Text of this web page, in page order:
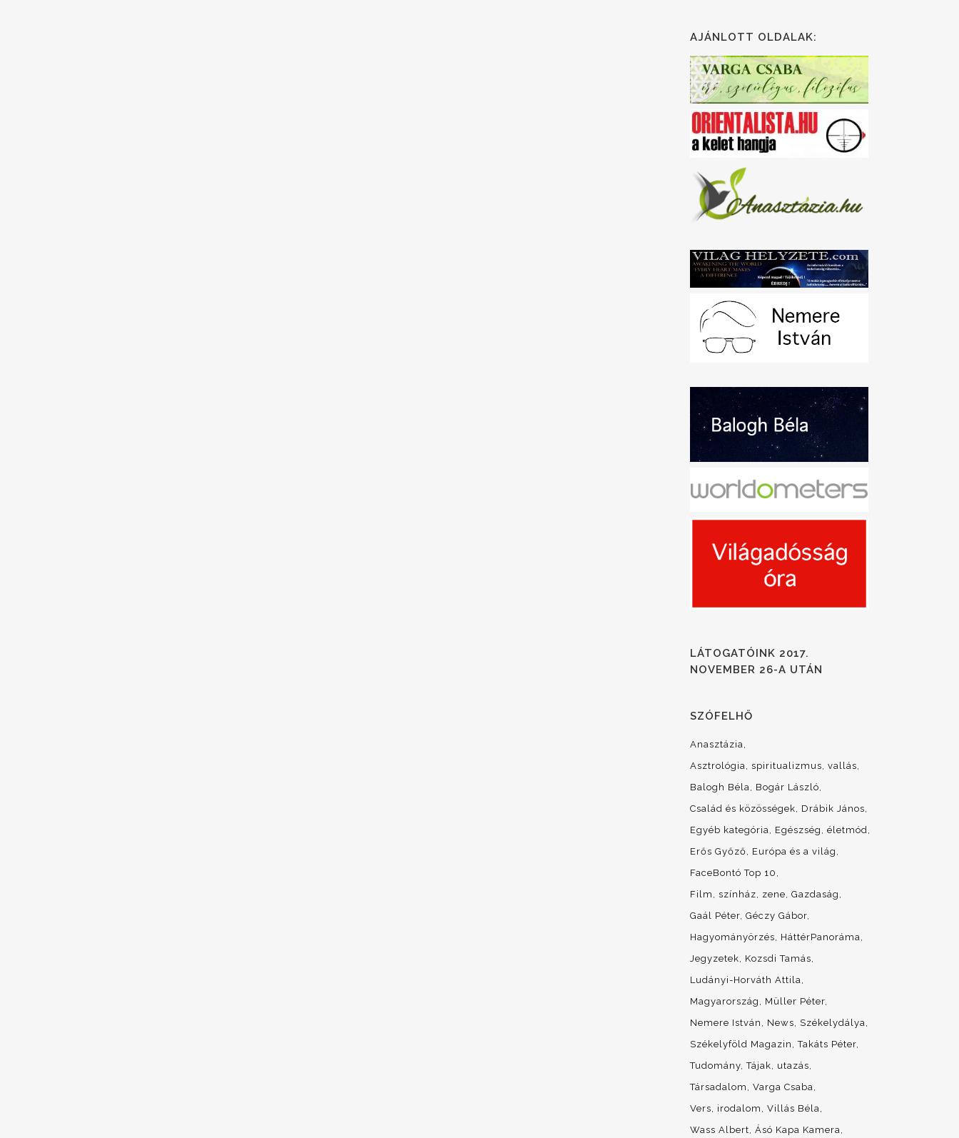
AJÁNLOTT OLDALAK:
LÁTOGATÓINK 2017.
NOVEMBER 26-A UTÁN
SZÓFELHŐ
Anasztázia
Asztrológia, spiritualizmus, vallás
Balogh Béla
Bogár László
Család és közösségek
Drábik János
Egyéb kategória
Egészség, életmód
Erős Győző
Európa és a világ
FaceBontó Top 10
Film, színház, zene Gazdaság
Gaál Péter Géczy Gábor
Hagyományörzés
HáttérPanoráma
Jegyzetek
Kozsdi Tamás
Ludányi-Horváth Attila
Magyarország
Müller Péter
Nemere István
News
Székelydálya
Székelyföld Magazin
Takáts Péter
Tudomány Tájak, utazás
Társadalom
Varga Csaba
Vers, irodalom
Villás Béla
Wass Albert Ásó Kapa Kamera